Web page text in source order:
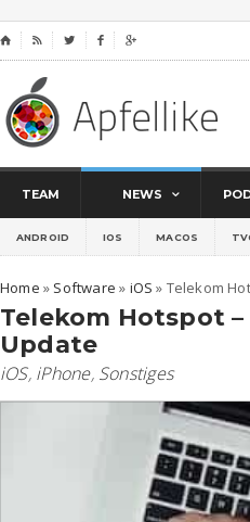
⌂    
TEAM NEWS
ANDROID IOS MACOS
Home » Software » iOS » Telekom
Telekom Hotspot
Update
iOS, iPhone, Sonstiges